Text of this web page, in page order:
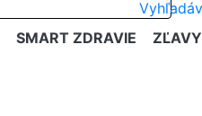
SMART ZDRAVIE ZĽAVY